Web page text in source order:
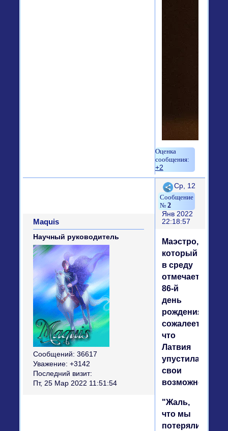
+2
Поделиться
2
Ср, 12
Янв 2022
22:18:57
Maquis
Научный руководитель
Сообщений: 36617
Уважение: +3142
Последний визит:
Пт, 25 Мар 2022 11:51:54
Маэстро,
который
в среду
отмечает
86-й
день
рождения,
сожалеет,
что
Латвия
упустила
свои
возможности.
"Жаль,
что мы
потеряли